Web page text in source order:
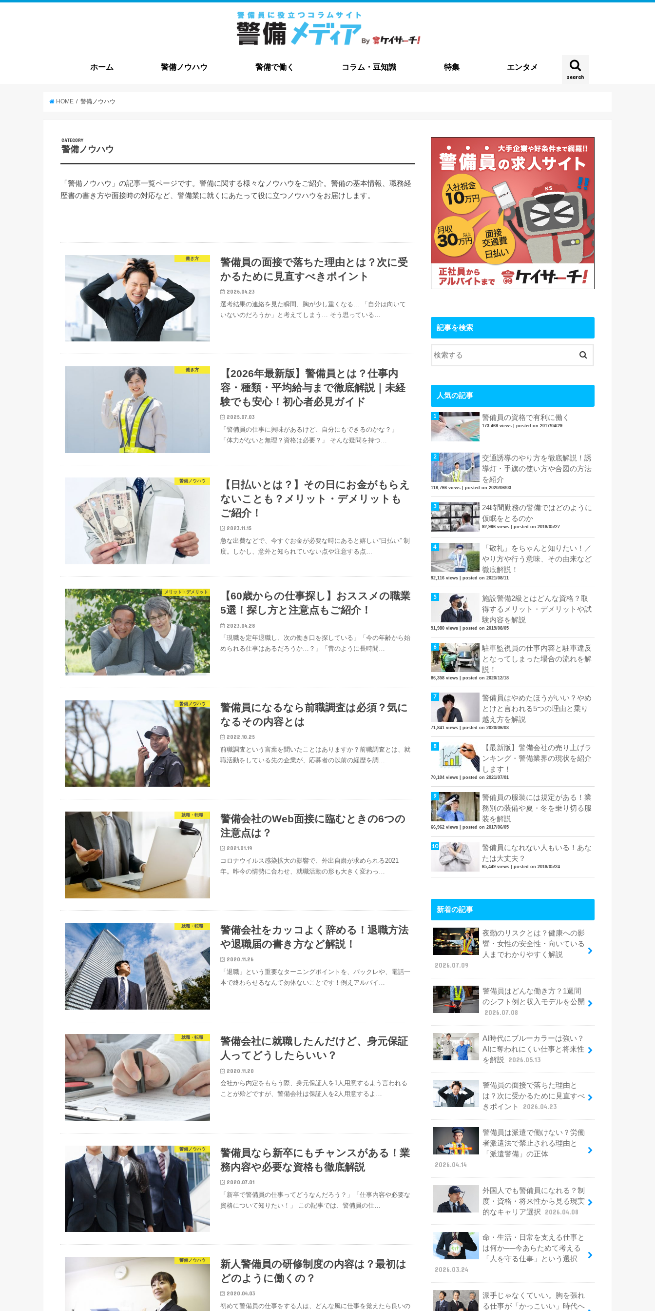
search
ホーム 警備ノウハウ 警備で働く コラム・豆知識 特集 エンタメ
HOME 警備ノウハウ
CATEGORY
警備ノウハウ
「警備ノウハウ」の記事一覧ページです。警備に関する様々なノウハウをご紹介。警備の基本情報、職務経
歴書の書き方や面接時の対応など、警備業に就くにあたって役に立つノウハウをお届けします。
働き方
警備員の面接で落ちた理由とは？次に受
かるために見直すべきポイント
2026.04.23
選考結果の連絡を見た瞬間、胸が少し重くなる… 「自分は向いて
いないのだろうか」と考えてしまう… そう思っている…
働き方
【2026年最新版】警備員とは？仕事内
容・種類・平均給与まで徹底解説｜未経
験でも安心！初心者必見ガイド
2025.07.03
「警備員の仕事に興味があるけど、自分にもできるのかな？」
「体力がないと無理？資格は必要？」 そんな疑問を持つ…
警備ノウハウ
【日払いとは？】その日にお金がもらえ
ないことも？メリット・デメリットも
ご紹介！
2023.11.15
急な出費などで、今すぐお金が必要な時にあると嬉しい“日払い” 制
度。しかし、意外と知られていない点や注意する点…
メリット・デメリット
【60歳からの仕事探し】おススメの職業
5選！探し方と注意点もご紹介！
2023.04.28
「現職を定年退職し、次の働き口を探している」「今の年齢から始
められる仕事はあるだろうか…？」「昔のように長時間…
警備ノウハウ
警備員になるなら前職調査は必須？気に
なるその内容とは
2022.10.25
前職調査という言葉を聞いたことはありますか？前職調査とは、就
職活動をしている先の企業が、応募者の以前の経歴を調…
就職・転職
警備会社のWeb面接に臨むときの6つの
注意点は？
2021.01.19
コロナウイルス感染拡大の影響で、外出自粛が求められる2021
年。昨今の情勢に合わせ、就職活動の形も大きく変わっ…
就職・転職
警備会社をカッコよく辞める！退職方法
や退職届の書き方など解説！
2020.11.26
「退職」という重要なターニングポイントを、バックレや、電話一
本で終わらせるなんて勿体ないことです！例えアルバイ…
就職・転職
警備会社に就職したんだけど、身元保証
人ってどうしたらいい？
2020.11.20
会社から内定をもらう際、身元保証人を1人用意するよう言われる
ことが殆どですが、警備会社は保証人を2人用意するよ…
警備ノウハウ
警備員なら新卒にもチャンスがある！業
務内容や必要な資格も徹底解説
2020.07.01
「新卒で警備員の仕事ってどうなんだろう？」「仕事内容や必要な
資格について知りたい！」 この記事では、警備員の仕…
警備ノウハウ
新人警備員の研修制度の内容は？最初は
どのように働くの？
2020.04.03
初めて警備員の仕事をする人は、どんな風に仕事を覚えたら良いの
記事を検索
人気の記事
警備員の資格で有利に働く
173,469 views posted on 2017/04/29
交通誘導のやり方を徹底解説！誘
導灯・手旗の使い方や合図の方法
を紹介
118,766 views posted on 2020/06/03
24時間勤務の警備ではどのように
仮眠をとるのか
92,996 views posted on 2018/05/27
「敬礼」をちゃんと知りたい！／
やり方や行う意味、その由来など
徹底解説！
92,116 views posted on 2021/08/11
施設警備2級とはどんな資格？取
得するメリット・デメリットや試
験内容を解説
91,980 views posted on 2019/08/05
駐車監視員の仕事内容と駐車違反
となってしまった場合の流れを解
説！
86,358 views posted on 2020/12/18
警備員はやめたほうがいい？やめ
とけと言われる5つの理由と乗り
越え方を解説
71,841 views posted on 2020/06/03
【最新版】警備会社の売り上げラ
ンキング・警備業界の現状を紹介
します！
70,104 views posted on 2021/07/01
警備員の服装には規定がある！業
務別の装備や夏・冬を乗り切る服
装を解説
66,962 views posted on 2017/06/05
警備員になれない人もいる！あな
たは大丈夫？
65,449 views posted on 2018/05/24
新着の記事
夜勤のリスクとは？健康への影
響・女性の安全性・向いている
人までわかりやすく解説
2026.07.09
警備員はどんな働き方？1週間
のシフト例と収入モデルを公開
2026.07.08
AI時代にブルーカラーは強い？
AIに奪われにくい仕事と将来性
を解説
2026.05.13
警備員の面接で落ちた理由と
は？次に受かるために見直すべ
きポイント
2026.04.23
警備員は派遣で働けない？労働
者派遣法で禁止される理由と
「派遣警備」の正体
2026.04.14
外国人でも警備員になれる？制
度・資格・将来性から見る現実
的なキャリア選択
2026.04.08
命・生活・日常を支える仕事と
は何か──今あらためて考える
「人を守る仕事」という選択
2026.03.24
派手じゃなくていい。胸を張れ
る仕事が「かっこいい」時代へ